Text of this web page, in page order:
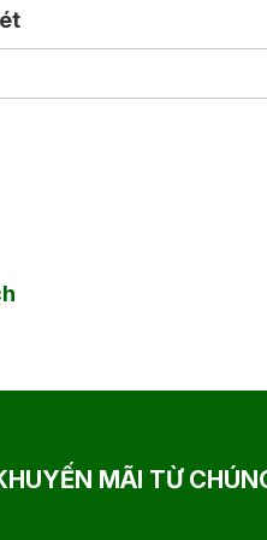
khía cạnh mang tính thời
MÃI TỪ